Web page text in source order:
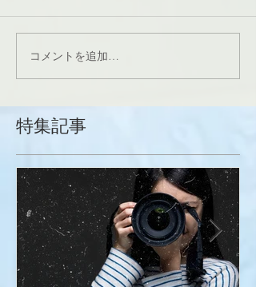
コメントを追加…
特集記事